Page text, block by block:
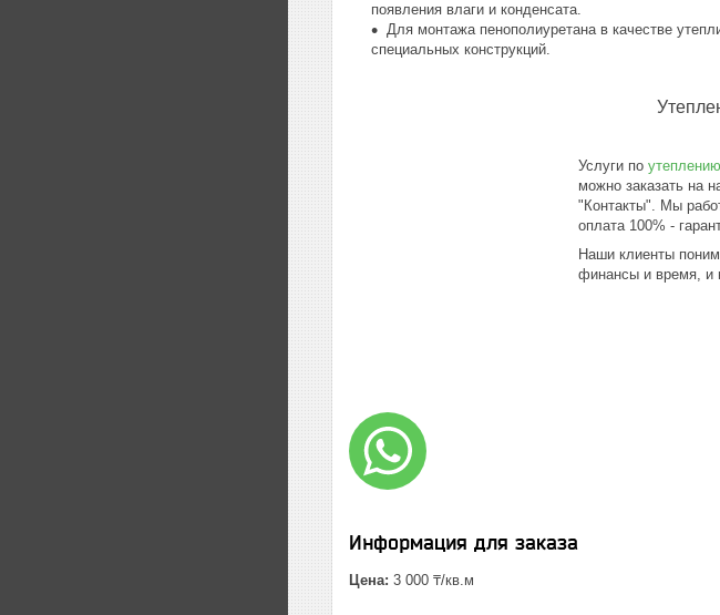
появления влаги и конденсата.
Для монтажа пенополиуретана в качестве
специальных конструкций.
Услуги по
можно заказать на
"Контакты". Мы
оплата 100% -
Наши клиенты
финансы и время, и
Информация для заказа
Цена: 3 000 ₸/кв.м